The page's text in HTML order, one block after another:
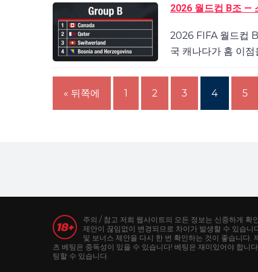
2026 월드컵 B조 —
2026 FIFA 월드컵
국 캐나다가 홈 이
« 뒤쪽에 1 2 3 4 5
주의 / 참고 저희 웹사이트의 모든 정보는 신중하게 확
제안이 끊임없이 변경되므로 차이가 발생할 수 있습
및 보너스 제안을 다시 한 번 확인하는 것이 좋습니다.
츠 베팅은 중독성이 있을 수 있습니다! 베팅은 재미있어야 합니
팅할 수 있습니다.